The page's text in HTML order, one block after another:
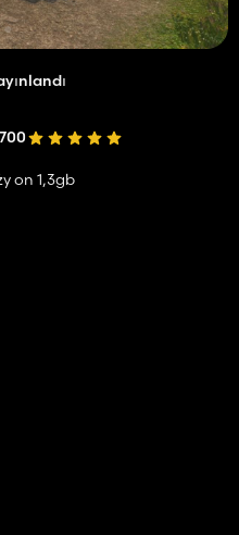
on 1,3gb